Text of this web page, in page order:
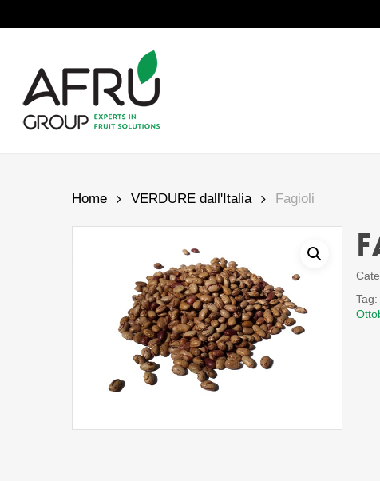
to
content
Home VERDURE dall'Italia Fagioli
Tag: